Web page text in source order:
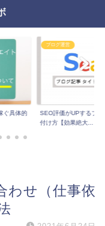
ぐ具体的
ブログ運営
SEO評価がUPするブ
付け方【効果絶大...
わせ（仕事依